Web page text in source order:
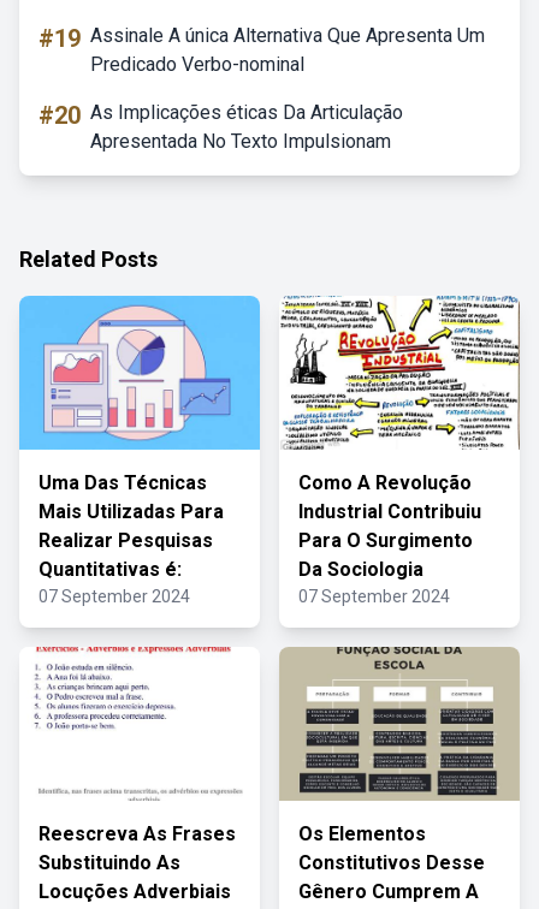
#19 Assinale A única Alternativa Que Apresenta Um
Predicado Verbo-nominal
#20 As Implicações éticas Da Articulação
Apresentada No Texto Impulsionam
Related Posts
Uma Das Técnicas
Mais Utilizadas Para
Realizar Pesquisas
Quantitativas é:
07 September 2024
Como A Revolução
Industrial Contribuiu
Para O Surgimento
Da Sociologia
07 September 2024
Reescreva As Frases
Substituindo As
Locuções Adverbiais
Os Elementos
Constitutivos Desse
Gênero Cumprem A